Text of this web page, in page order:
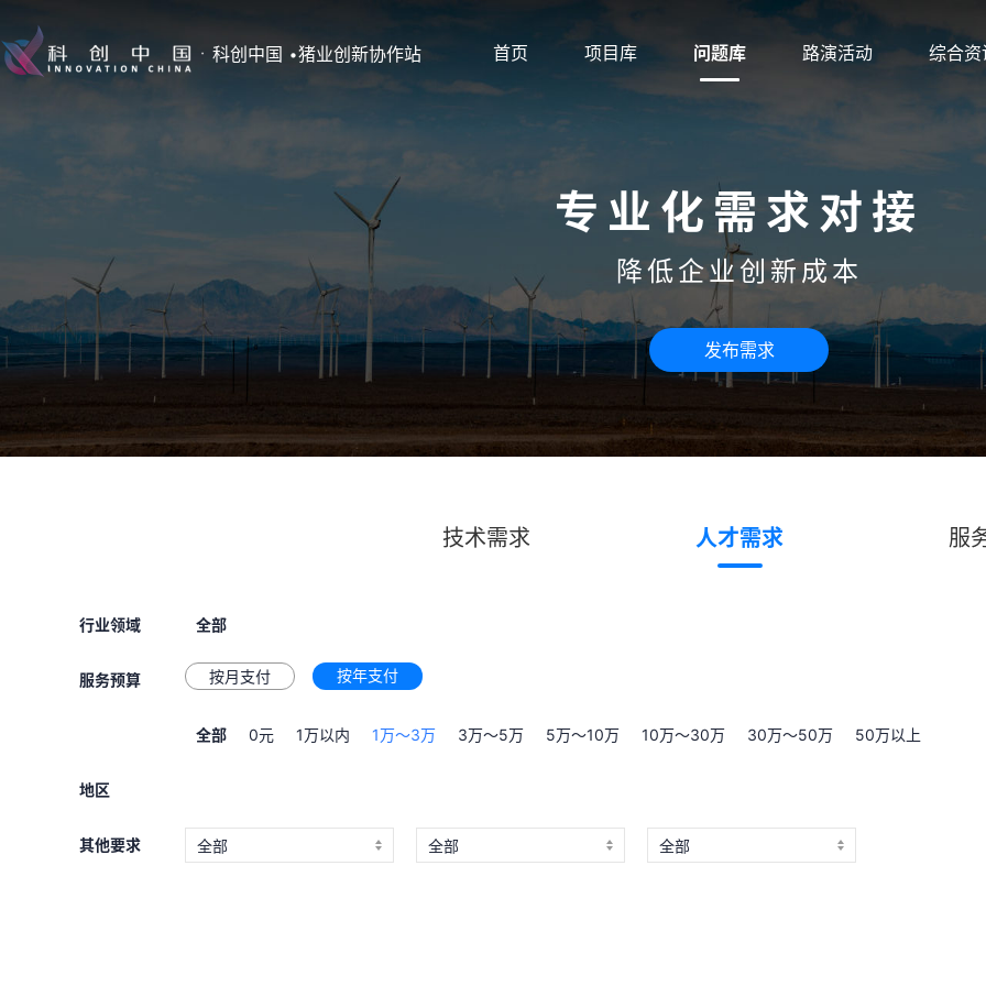
科创中国 •猪业创新协作站 首页 项目库 问题库 路演活动 综合资
专业化需求对接
降低企业创新成本
发布需求
技术需求 人才需求 服
行业领域 全部
服务预算 按月支付 按年支付
全部 0元 1万以内 1万～3万 3万～5万 5万～10万 10万～30万 30万～50万 50万以上
地区
其他要求